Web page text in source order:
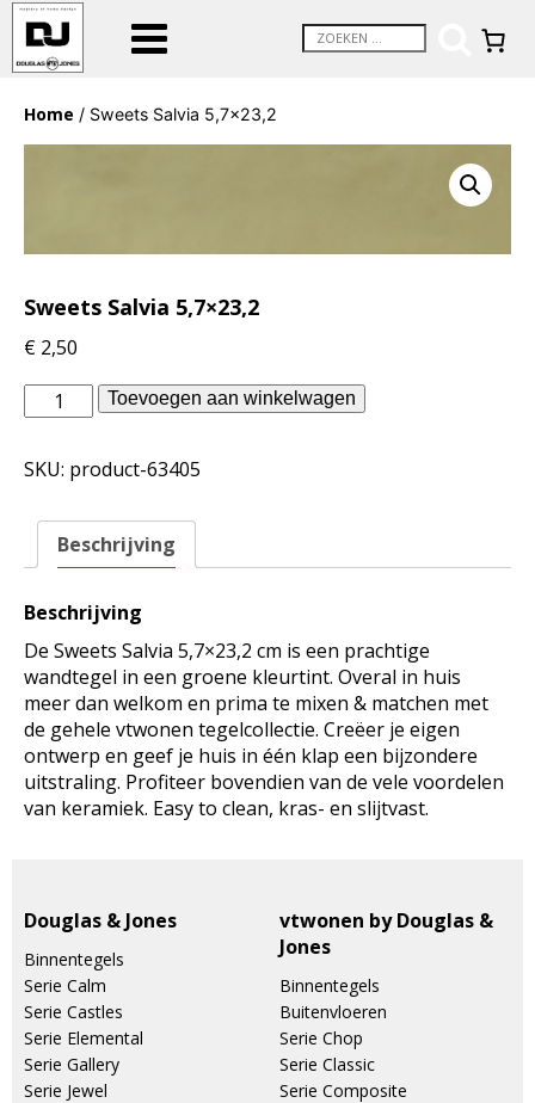
Home / Sweets Salvia 5,7×23,2
Sweets Salvia 5,7×23,2
€ 2,50
vtwonen
binnentegels
Sweets
5,7x23,2
aantal
Toevoegen aan winkelwagen
SKU: product-63405
Beschrijving
Beschrijving
De Sweets Salvia 5,7×23,2 cm is een prachtige
wandtegel in een groene kleurtint. Overal in huis
meer dan welkom en prima te mixen & matchen met
de gehele vtwonen tegelcollectie. Creëer je eigen
ontwerp en geef je huis in één klap een bijzondere
uitstraling. Profiteer bovendien van de vele voordelen
van keramiek. Easy to clean, kras- en slijtvast.
Douglas & Jones
Binnentegels
Serie Calm
Serie Castles
Serie Elemental
Serie Gallery
Serie Jewel
vtwonen by Douglas &
Jones
Binnentegels
Buitenvloeren
Serie Chop
Serie Classic
Serie Composite